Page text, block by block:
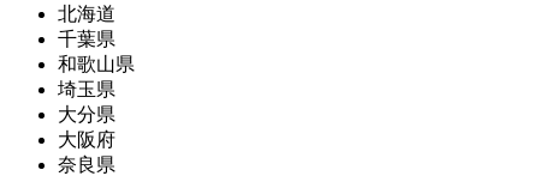
北海道
千葉県
和歌山県
埼玉県
大分県
大阪府
奈良県